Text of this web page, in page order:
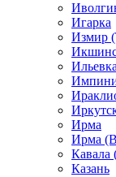
Игарка
Измир
Ильевка
Ирма
Ирма
Кавала
Казань